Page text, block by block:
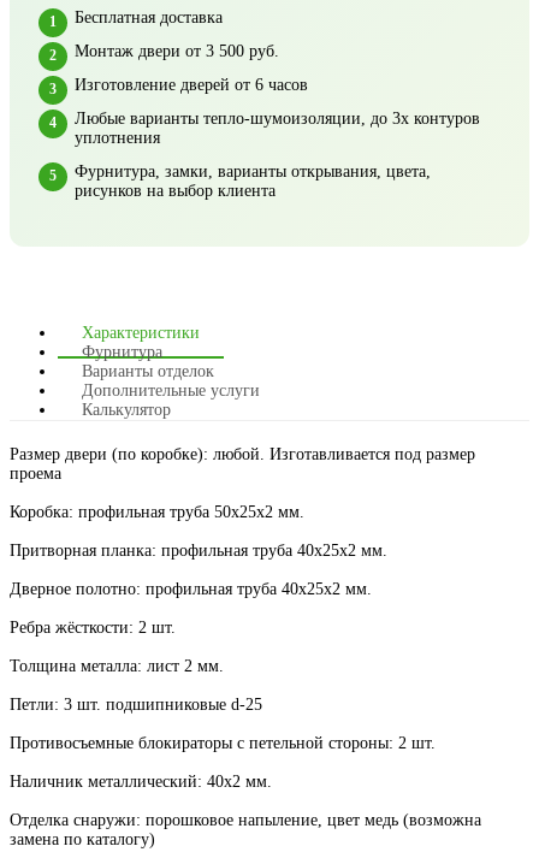
Бесплатная доставка
Монтаж двери от 3 500 руб.
Изготовление дверей от 6 часов
Любые варианты тепло-шумоизоляции, до 3х контуров
уплотнения
Фурнитура, замки, варианты открывания, цвета,
рисунков на выбор клиента
Характеристики
Фурнитура
Варианты отделок
Дополнительные услуги
Калькулятор
Размер двери (по коробке): любой. Изготавливается под размер
проема
Коробка: профильная труба 50х25х2 мм.
Притворная планка: профильная труба 40х25х2 мм.
Дверное полотно: профильная труба 40х25х2 мм.
Ребра жёсткости: 2 шт.
Толщина металла: лист 2 мм.
Петли: 3 шт. подшипниковые d-25
Противосъемные блокираторы с петельной стороны: 2 шт.
Наличник металлический: 40х2 мм.
Отделка снаружи: порошковое напыление, цвет медь (возможна
замена по каталогу)